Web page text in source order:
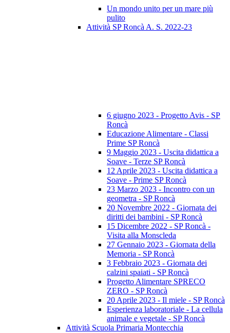
Un mondo unito per un mare più
pulito
Attività SP Roncà A. S. 2022-23
6 giugno 2023 - Progetto Avis - SP
Roncà
Educazione Alimentare - Classi
Prime SP Roncà
9 Maggio 2023 - Uscita didattica a
Soave - Terze SP Roncà
12 Aprile 2023 - Uscita didattica a
Soave - Prime SP Roncà
23 Marzo 2023 - Incontro con un
geometra - SP Roncà
20 Novembre 2022 - Giornata dei
diritti dei bambini - SP Roncà
15 Dicembre 2022 - SP Roncà -
Visita alla Monscleda
27 Gennaio 2023 - Giornata della
Memoria - SP Roncà
3 Febbraio 2023 - Giornata dei
calzini spaiati - SP Roncà
Progetto Alimentare SPRECO
ZERO - SP Roncà
20 Aprile 2023 - Il miele - SP Roncà
Esperienza laboratoriale - La cellula
animale e vegetale - SP Roncà
Attività Scuola Primaria Montecchia